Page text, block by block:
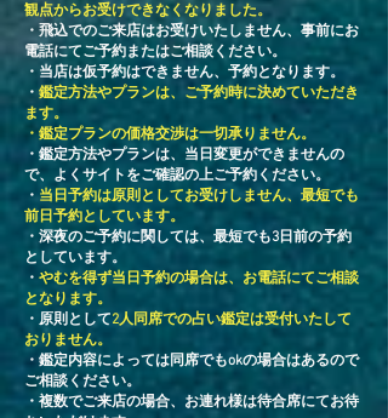
観点からお受けできなくなりました。
・飛込でのご来店はお受けいたしません、事前にお
電話にてご予約またはご相談ください。
​・当店は仮予約はできません、予約となります。
・ 鑑定方法やプランは、ご予約時に決めていただき
ます。
​・鑑定プランの価格交渉は一切承りません。
​・鑑定方法やプランは、当日変更ができませんの
で、よくサイトをご確認の上ご予約ください。
​・ 当日予約は原則としてお受けしません、最短でも
前日予約としています。
​・深夜のご予約に関しては、最短でも3日前の予約
としています。
・ やむを得ず当日予約の場合は、お電話にてご相談
となります。
​・原則として2人同席での占い鑑定は受付いたして
おりません。
・鑑定内容によっては同席でもokの場合はあるので
ご相談ください。
・複数でご来店の場合、お連れ様は待合席にてお待